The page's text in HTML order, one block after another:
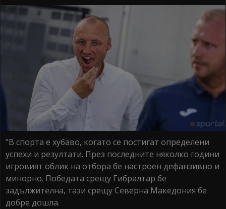
"В спорта е хубаво, когато се постигат определени
успехи и резултати. През последните няколко години
игровият облик на отбора бе настроен дефанзивно и
минорно. Победата срещу Гибралтар бе
задължителна, тази срещу Северна Македония бе
добре дошла.